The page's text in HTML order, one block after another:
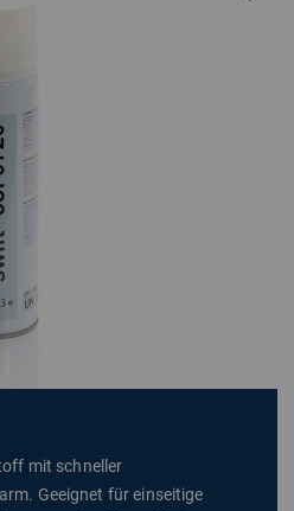
mit schneller
Geeignet für einseitige